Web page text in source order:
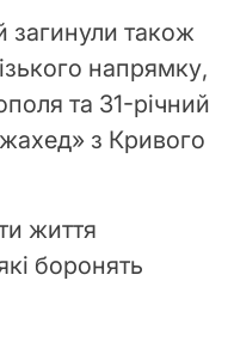
загинули також
напрямку,
та 31-річний
з Кривого
життя
боронять